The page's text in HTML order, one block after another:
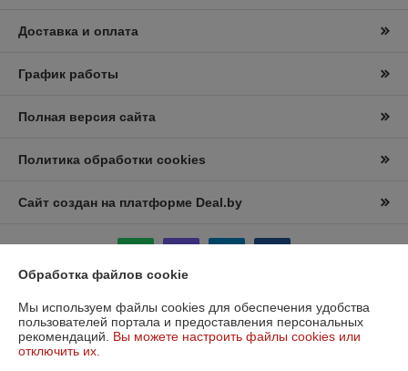
Доставка и оплата
График работы
Полная версия сайта
Политика обработки cookies
Сайт создан на платформе Deal.by
Информация для покупателя
Юридическое лицо:
Обработка файлов cookie
Мы используем файлы cookies для обеспечения удобства
пользователей портала и предоставления персональных
рекомендаций. Вы можете настроить файлы cookies или
отключить их.